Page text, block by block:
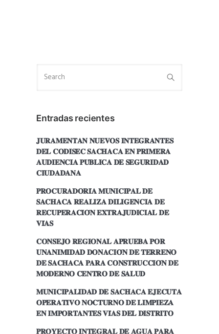
Entradas recientes
𝐉𝐔𝐑𝐀𝐌𝐄𝐍𝐓𝐀𝐍 𝐍𝐔𝐄𝐕𝐎𝐒 𝐈𝐍𝐓𝐄𝐆𝐑𝐀𝐍𝐓𝐄𝐒
𝐃𝐄𝐋 𝐂𝐎𝐃𝐈𝐒𝐄𝐂 𝐒𝐀𝐂𝐇𝐀𝐂𝐀 𝐄𝐍 𝐏𝐑𝐈𝐌𝐄𝐑𝐀
𝐀𝐔𝐃𝐈𝐄𝐍𝐂𝐈𝐀 𝐏𝐔́𝐁𝐋𝐈𝐂𝐀 𝐃𝐄 𝐒𝐄𝐆𝐔𝐑𝐈𝐃𝐀𝐃
𝐂𝐈𝐔𝐃𝐀𝐃𝐀𝐍𝐀
𝐏𝐑𝐎𝐂𝐔𝐑𝐀𝐃𝐎𝐑𝐈́𝐀 𝐌𝐔𝐍𝐈𝐂𝐈𝐏𝐀𝐋 𝐃𝐄
𝐒𝐀𝐂𝐇𝐀𝐂𝐀 𝐑𝐄𝐀𝐋𝐈𝐙𝐀 𝐃𝐈𝐋𝐈𝐆𝐄𝐍𝐂𝐈𝐀 𝐃𝐄
𝐑𝐄𝐂𝐔𝐏𝐄𝐑𝐀𝐂𝐈𝐎́𝐍 𝐄𝐗𝐓𝐑𝐀𝐉𝐔𝐃𝐈𝐂𝐈𝐀𝐋 𝐃𝐄
𝐕𝐈́𝐀𝐒
𝐂𝐎𝐍𝐒𝐄𝐉𝐎 𝐑𝐄𝐆𝐈𝐎𝐍𝐀𝐋 𝐀𝐏𝐑𝐔𝐄𝐁𝐀 𝐏𝐎𝐑
𝐔𝐍𝐀𝐍𝐈𝐌𝐈𝐃𝐀𝐃 𝐃𝐎𝐍𝐀𝐂𝐈𝐎́𝐍 𝐃𝐄 𝐓𝐄𝐑𝐑𝐄𝐍𝐎
𝐃𝐄 𝐒𝐀𝐂𝐇𝐀𝐂𝐀 𝐏𝐀𝐑𝐀 𝐂𝐎𝐍𝐒𝐓𝐑𝐔𝐂𝐂𝐈𝐎́𝐍 𝐃𝐄
𝐌𝐎𝐃𝐄𝐑𝐍𝐎 𝐂𝐄𝐍𝐓𝐑𝐎 𝐃𝐄 𝐒𝐀𝐋𝐔𝐃
𝐌𝐔𝐍𝐈𝐂𝐈𝐏𝐀𝐋𝐈𝐃𝐀𝐃 𝐃𝐄 𝐒𝐀𝐂𝐇𝐀𝐂𝐀 𝐄𝐉𝐄𝐂𝐔𝐓𝐀
𝐎𝐏𝐄𝐑𝐀𝐓𝐈𝐕𝐎 𝐍𝐎𝐂𝐓𝐔𝐑𝐍𝐎 𝐃𝐄 𝐋𝐈𝐌𝐏𝐈𝐄𝐙𝐀
𝐄𝐍 𝐈𝐌𝐏𝐎𝐑𝐓𝐀𝐍𝐓𝐄𝐒 𝐕𝐈́𝐀𝐒 𝐃𝐄𝐋 𝐃𝐈𝐒𝐓𝐑𝐈𝐓𝐎
𝐏𝐑𝐎𝐘𝐄𝐂𝐓𝐎 𝐈𝐍𝐓𝐄𝐆𝐑𝐀𝐋 𝐃𝐄 𝐀𝐆𝐔𝐀 𝐏𝐀𝐑𝐀